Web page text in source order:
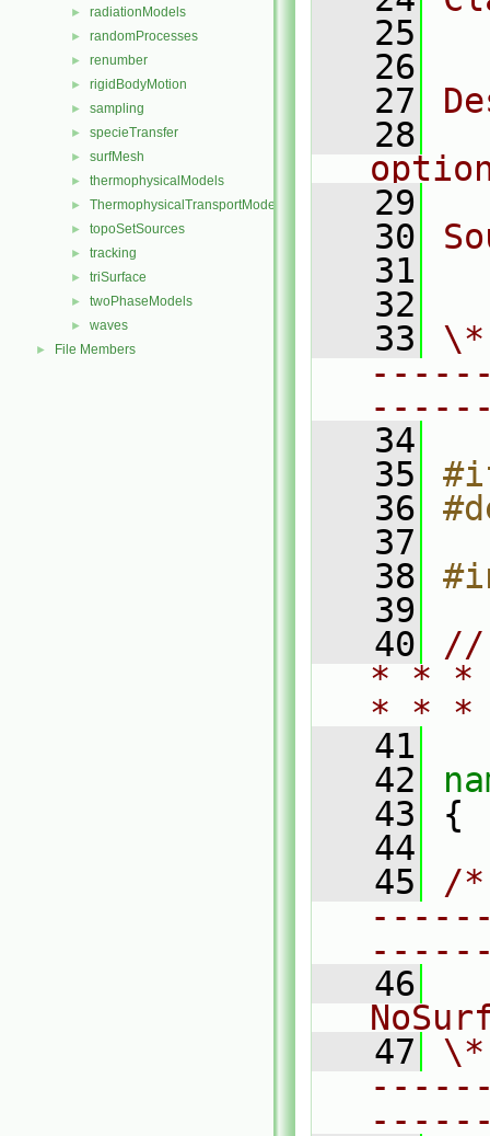
► radiationModels
► randomProcesses
► renumber
► rigidBodyMotion
► sampling
► specieTransfer
► surfMesh
► thermophysicalModels
► ThermophysicalTransportModels
► topoSetSources
► tracking
► triSurface
► twoPhaseModels
► waves
► File Members
   25
   26
   27
   28
   29
   30
   31
   32
   33
   34
   35
   36
   37
   38
   39
   40
//
* * *
* *
   41
   42
   43
{
   44
   45
/
   46
   47